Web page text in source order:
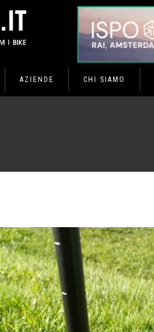
AZIENDE CHI SIAMO